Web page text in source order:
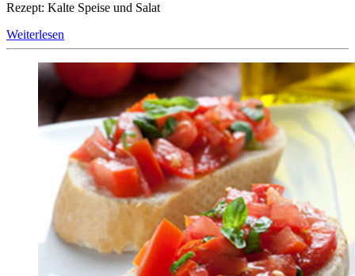
Rezept: Kalte Speise und Salat
Weiterlesen